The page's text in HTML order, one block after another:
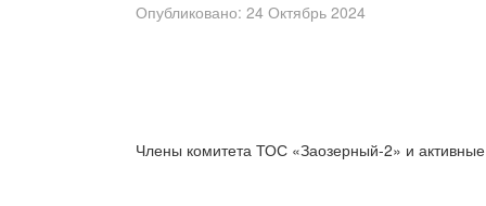
Опубликовано: 24 Октябрь 2024
Члены комитета ТОС «Заозерный-2» и